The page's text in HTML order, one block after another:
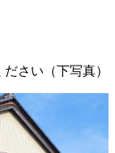
さい（下写真）